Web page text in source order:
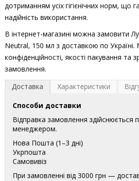
дотриманням усіх гігієнічних норм, що
надійність використання.
В інтернет-магазині можна замовити
Neutral, 150 мл з доставкою по Україні.
конфіденційності, якості пакування та
замовлення.
Доставка
Характеристики
Способи доставки
Відправка замовлення здійснюється
менеджером.
Нова Пошта (1–3 дні)
Укрпошта
Самовивіз
При замовленні від 3000 грн —